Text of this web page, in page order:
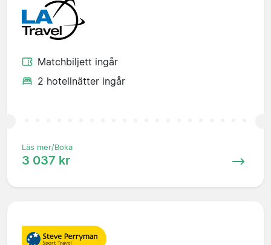
Matchbiljett ingår
2 hotellnätter ingår
Läs mer/Boka
3 037 kr